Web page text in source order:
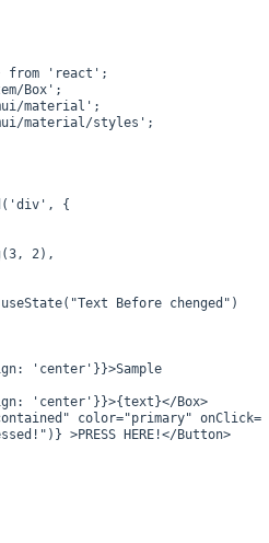
from 'react' ;
Box' ;
material' ;
material/styles' ;
( 'div' ,
{
(3, 2) ,
useState( "Text Before chenged" )
: 'center' } }>Sample
: 'center' } }>{text }</Box>
color="primary" onClick=
) } >PRESS HERE !</Button>